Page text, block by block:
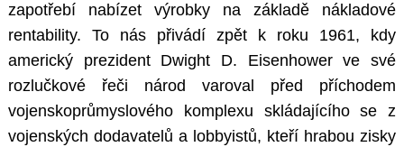
zapotřebí nabízet výrobky na základě nákladové
rentability. To nás přivádí zpět k roku 1961, kdy
americký prezident Dwight D. Eisenhower ve své
rozlučkové řeči národ varoval před příchodem
vojenskoprůmyslového komplexu skládajícího se z
vojenských dodavatelů a lobbyistů, kteří hrabou zisky